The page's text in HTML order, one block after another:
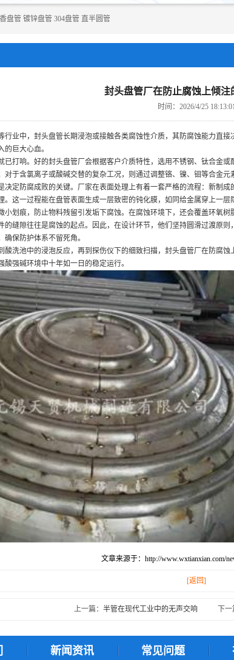
盘管 镀锌盘管 304盘管 直半圆管
封头盘管厂在防止腐蚀上倾注
时间：2026/4/25
行业中，封头盘管长期浸泡或接触各类腐蚀性介质，其防腐蚀能力直
的巨大心血。
已打响。好的封头盘管厂会根据客户介质特性，选用不锈钢、钛合金
对于含氯离子或酸碱交替的复杂工况，则通过调整铬、镍、钼等合金
决定防腐成败的关键。厂家在表面处理上有着一套严格的流程：新制
。这一过程能在盘管表面生成一层致密的钝化膜，如同给金属穿上一
小划痕，防止物料残留引发垢下腐蚀。在腐蚀环境下，还会覆盖环氧
的缝隙往往是腐蚀的起点。因此，在设计环节，他们坚持圆滑过渡原
保防护体系不留死角。
酸洗池中的浸泡反应，再到探伤仪下的细致扫描，封头盘管厂在防腐
酸强碱环境中十年如一日的稳定运行。
文章来源于：http://www.wxtianxian.com/
[返回]
上一篇： 半管在现代工业中的无声交响 下一
新闻资讯 常见问题